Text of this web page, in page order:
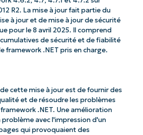
R2. La mise à jour fait partie du
à jour et de mise à jour de sécurité
pour le 8 avril 2025. Il comprend
de sécurité et de fiabilité
framework .NET pris en charge.
cette mise à jour est de fournir des
et de résoudre les problèmes
.NET. Une amélioration
avec l'impression d'un
qui provoquaient des